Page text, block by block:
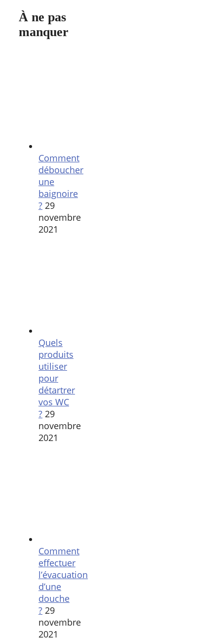
À ne pas
manquer
Comment
déboucher
une
baignoire
? 29
novembre
2021
Quels
produits
utiliser
pour
détartrer
vos WC
? 29
novembre
2021
Comment
effectuer
l’évacuation
d’une
douche
? 29
novembre
2021